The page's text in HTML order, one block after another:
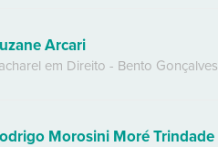
Arcari
em Direito - Bento Gonçalves
Morosini Moré Trindade